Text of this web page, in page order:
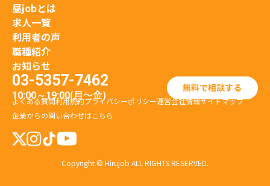
昼jobとは
求人一覧
利用者の声
職種紹介
お知らせ
03-5357-7462
10:00～19:00(月〜金) 無料で相談する
よくある質問利用規約プライバシーポリシー運営会社情報サイトマップ
企業からの問い合わせはこちら
Copyright © Hirujob ALL RIGHTS RESERVED.